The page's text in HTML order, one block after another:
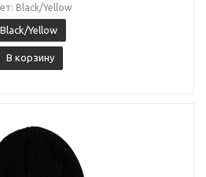
Black/Yellow
Black/Yellow
В корзину